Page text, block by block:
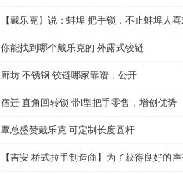
【戴乐克】说：蚌埠 把手锁，不止蚌埠人
你能找到哪个戴乐克的 外露式铰链
廊坊 不锈钢 铰链哪家靠谱，公开
宿迁 直角回转锁 带l型把手零售，增创优势
覃总盛赞戴乐克 可定制长度圆杆
【吉安 桥式拉手制造商】为了获得良好的